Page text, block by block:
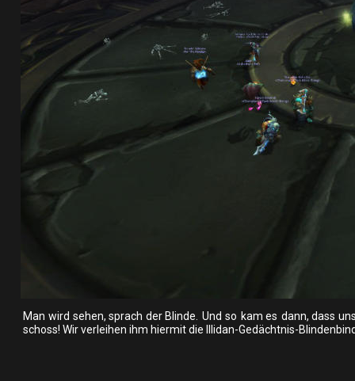
Man wird sehen, sprach der Blinde. Und so kam es dann, dass
schoss! Wir verleihen ihm hiermit die Illidan-Gedächtnis-